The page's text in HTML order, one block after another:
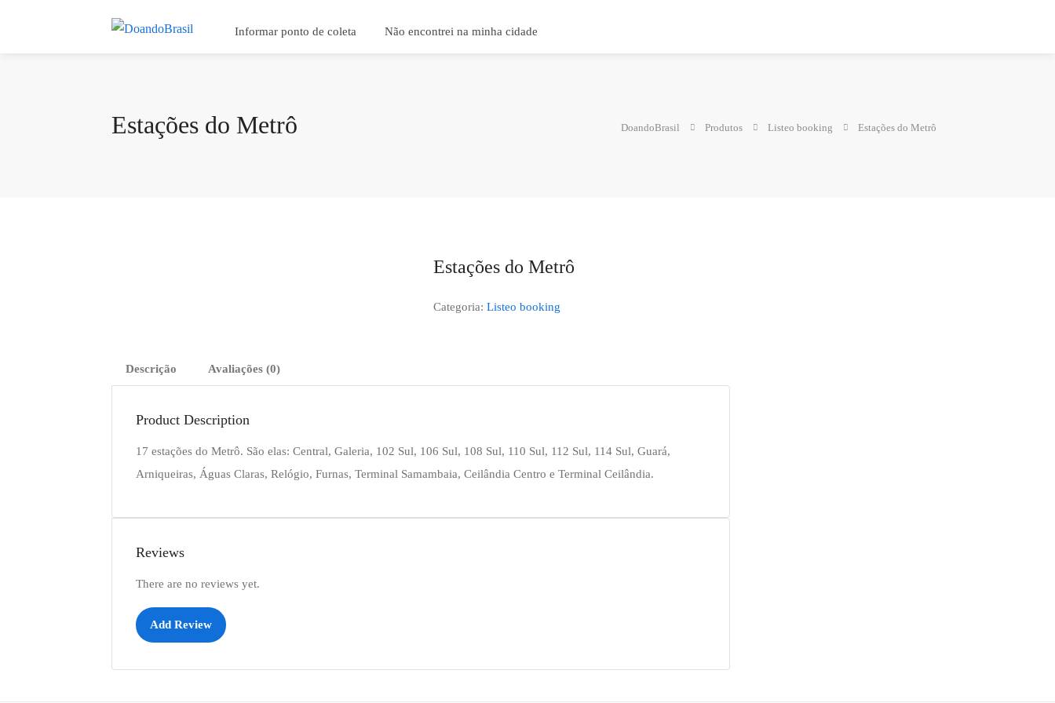
Informar ponto de coleta Não encontrei na minha cidade
Estações do Metrô DoandoBrasil Produtos Listeo booking Estações do Metrô
Estações do Metrô
Categoria: Listeo booking
Descrição Avaliações (0)
Product Description
17 estações do Metrô. São elas: Central, Galeria, 102 Sul, 106 Sul, 108 Sul, 110 Sul, 112 Sul, 114 Sul, Guará,
Arniqueiras, Águas Claras, Relógio, Furnas, Terminal Samambaia, Ceilândia Centro e Terminal Ceilândia.
Reviews
There are no reviews yet.
Add Review